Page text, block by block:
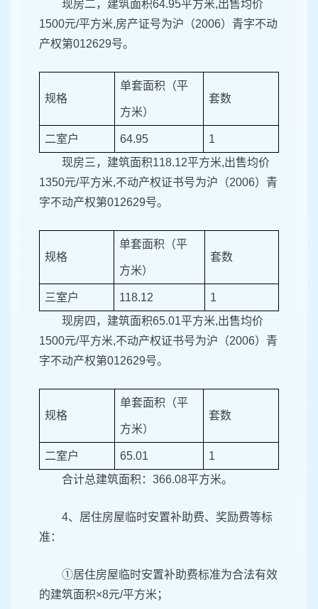
现房二，建筑面积64.95平方米,出售均价
1500元/平方米,房产证号为沪（2006）青字不动
产权第012629号。
规格
单套面积（平
方米）
套数
二室户 64.95
1
现房三，建筑面积118.12平方米,出售均价
1350元/平方米,不动产权证书号为沪（2006）青
字不动产权第012629号。
规格
单套面积（平
方米）
套数
三室户 118.12
1
现房四，建筑面积65.01平方米,出售均价
1500元/平方米,不动产权证书号为沪（2006）青
字不动产权第012629号。
规格
单套面积（平
方米）
套数
二室户 65.01
1
合计总建筑面积：366.08平方米。
4、居住房屋临时安置补助费、奖励费等标
准：
①居住房屋临时安置补助费标准为合法有效
的建筑面积×8元/平方米；